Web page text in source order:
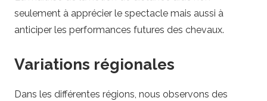
seulement à apprécier le spectacle mais aussi à
anticiper les performances futures des chevaux.
Variations régionales
Dans les différentes régions, nous observons des